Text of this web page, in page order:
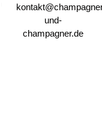
und-
champagner.de